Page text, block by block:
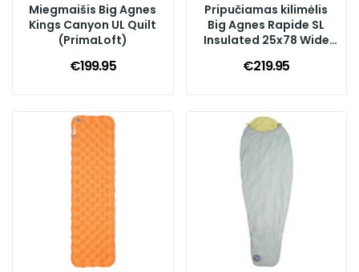
Miegmaišis Big Agnes
Kings Canyon UL Quilt
(PrimaLoft)
€199.95
Pripučiamas kilimėlis
Big Agnes Rapide SL
Insulated 25x78 Wide
€219.95